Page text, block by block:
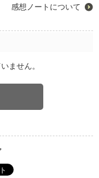
感想ノートについて
ません。